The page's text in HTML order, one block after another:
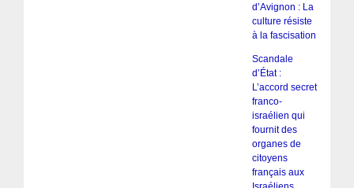
d’Avignon : La
culture résiste
à la fascisation
Scandale
d’État :
L’accord secret
franco-
israélien qui
fournit des
organes de
citoyens
français aux